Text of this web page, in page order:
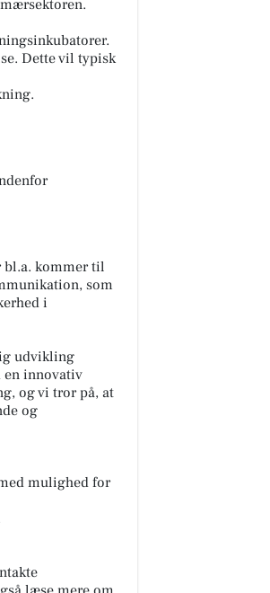
Dette vil typisk
bl.a. kommer til
som
i
udvikling
en innovativ
og vi tror på, at
og
mulighed for